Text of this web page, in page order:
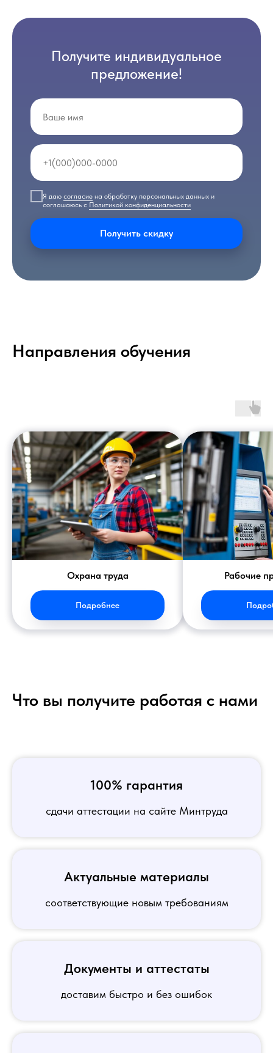
Получите индивидуальное
предложение!
Я даю согласие на обработку персональных данных и
соглашаюсь с Политикой конфиденциальности
Получить скидку
Направления обучения
Охрана труда
Подробнее
Рабочие
Что вы получите работая с нами
100% гарантия
сдачи аттестации на сайте Минтруда
Актуальные материалы
соответствующие новым требованиям
Документы и аттестаты
доставим быстро и без ошибок